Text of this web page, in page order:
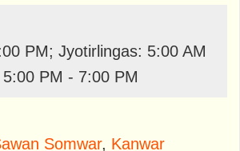
PM; Jyotirlingas: 5:00 AM
PM - 7:00 PM
Somwar, Kanwar